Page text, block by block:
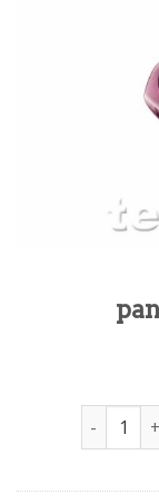
pandora